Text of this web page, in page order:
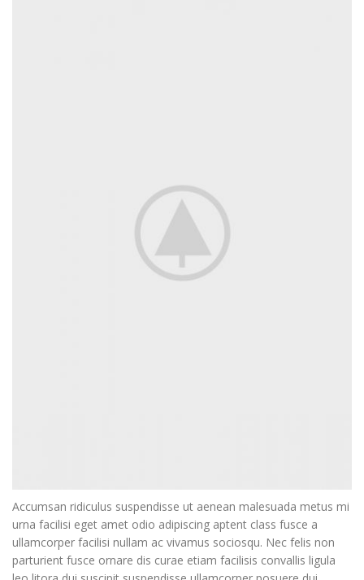
Accumsan ridiculus suspendisse ut aenean malesuada metus mi
urna facilisi eget amet odio adipiscing aptent class fusce a
ullamcorper facilisi nullam ac vivamus sociosqu. Nec felis non
parturient fusce ornare dis curae etiam facilisis convallis ligula